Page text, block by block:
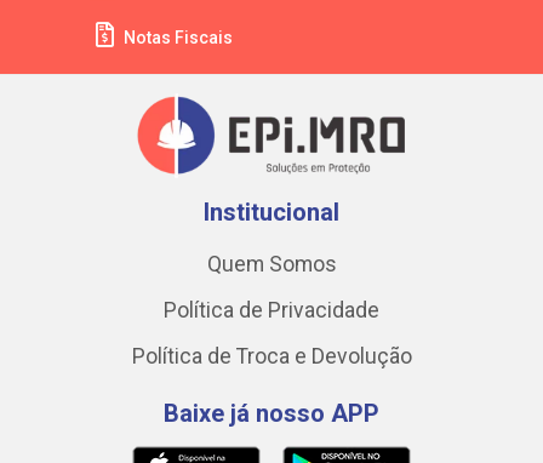
Notas Fiscais
Institucional
Quem Somos
Política de Privacidade
Política de Troca e Devolução
Baixe já nosso APP